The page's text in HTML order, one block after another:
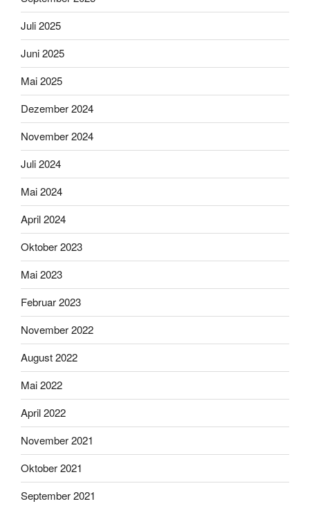
Juli 2025
Juni 2025
Mai 2025
Dezember 2024
November 2024
Juli 2024
Mai 2024
April 2024
Oktober 2023
Mai 2023
Februar 2023
November 2022
August 2022
Mai 2022
April 2022
November 2021
Oktober 2021
September 2021